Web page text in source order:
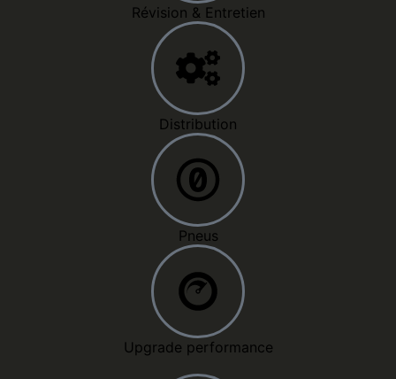
Révision & Entretien
Distribution
Pneus
Upgrade performance